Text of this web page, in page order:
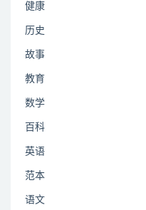
健康
历史
故事
教育
数学
百科
英语
范本
语文